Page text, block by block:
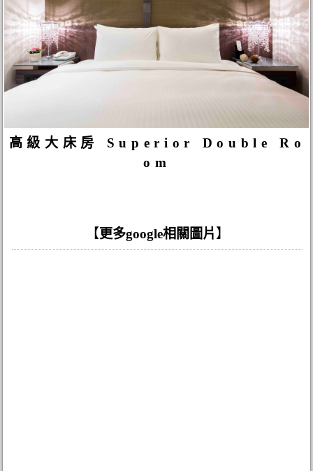
高級大床房 Superior Double Ro
om
【更多google相關圖片 】